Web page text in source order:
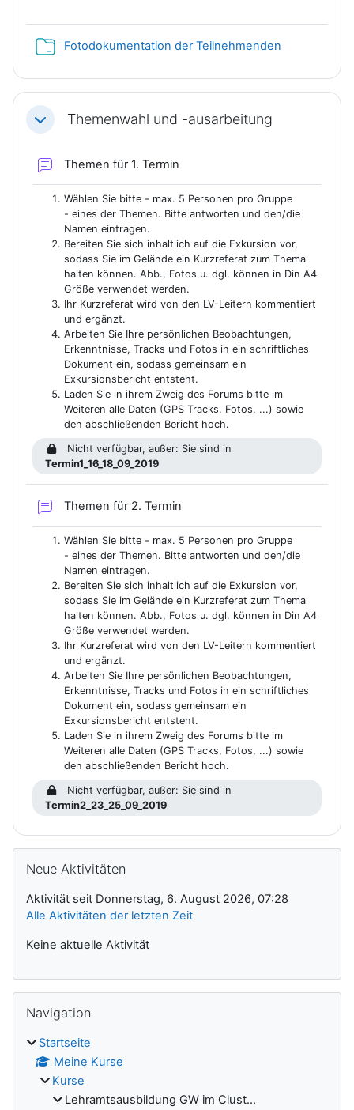
Fotodokumentation der Teilnehmenden
EinklappenThemenwahl und -ausarbeitung
Themen für 1. Termin
Wählen Sie bitte - max. 5 Personen pro Gruppe
- eines der Themen. Bitte antworten und den/die
Namen eintragen.
Bereiten Sie sich inhaltlich auf die Exkursion vor,
sodass Sie im Gelände ein Kurzreferat zum Thema
halten können. Abb., Fotos u. dgl. können in Din A4
Größe verwendet werden.
Ihr Kurzreferat wird von den LV-Leitern kommentiert
und ergänzt.
Arbeiten Sie Ihre persönlichen Beobachtungen,
Erkenntnisse, Tracks und Fotos in ein schriftliches
Dokument ein, sodass gemeinsam ein
Exkursionsbericht entsteht.
Laden Sie in ihrem Zweig des Forums bitte im
Weiteren alle Daten (GPS Tracks, Fotos, ...) sowie
den abschließenden Bericht hoch.
Nicht verfügbar, außer: Sie sind in
Termin1_16_18_09_2019
Themen für 2. Termin
Wählen Sie bitte - max. 5 Personen pro Gruppe
- eines der Themen. Bitte antworten und den/die
Namen eintragen.
Bereiten Sie sich inhaltlich auf die Exkursion vor,
sodass Sie im Gelände ein Kurzreferat zum Thema
halten können. Abb., Fotos u. dgl. können in Din A4
Größe verwendet werden.
Ihr Kurzreferat wird von den LV-Leitern kommentiert
und ergänzt.
Arbeiten Sie Ihre persönlichen Beobachtungen,
Erkenntnisse, Tracks und Fotos in ein schriftliches
Dokument ein, sodass gemeinsam ein
Exkursionsbericht entsteht.
Laden Sie in ihrem Zweig des Forums bitte im
Weiteren alle Daten (GPS Tracks, Fotos, ...) sowie
den abschließenden Bericht hoch.
Nicht verfügbar, außer: Sie sind in
Termin2_23_25_09_2019
Blöcke
Neue Aktivitäten
Aktivität seit Donnerstag, 6. August 2026, 07:28
Alle Aktivitäten der letzten Zeit
Keine aktuelle Aktivität
Navigation
Startseite
Meine Kurse
Kurse
Lehramtsausbildung GW im Clust...